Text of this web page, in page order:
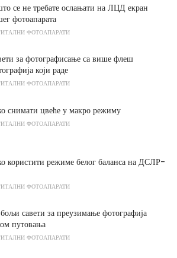
се не требате ослањати на ЛЦД екран
фотоапарата
ФОТОАПАРАТИ
за фотографисање са више флеш
који раде
ФОТОАПАРАТИ
снимати цвеће у макро режиму
ФОТОАПАРАТИ
користити режиме белог баланса на ДСЛР-
ФОТОАПАРАТИ
савети за преузимање фотографија
путовања
ФОТОАПАРАТИ